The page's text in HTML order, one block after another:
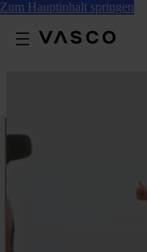
Zum Hauptinhalt springen